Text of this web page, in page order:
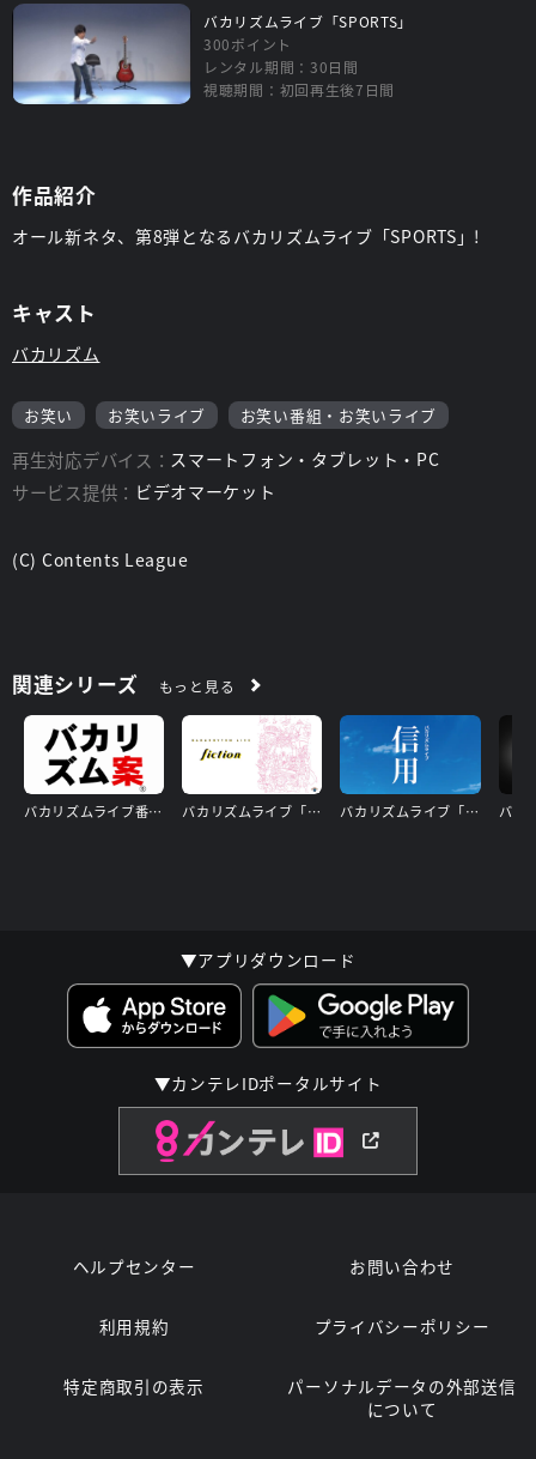
バカリズムライブ「SPORTS」
300ポイント
レンタル期間：30日間
視聴期間：初回再生後7日間
作品紹介
オール新ネタ、第8弾となるバカリズムライブ「SPORTS」!
キャスト
バカリズム
お笑い お笑いライブ お笑い番組・お笑いライブ
再生対応デバイス： スマートフォン・タブレット・PC
サービス提供： ビデオマーケット
(C) Contents League
関連シリーズ もっと見る
バカリズムライブ番外編「バカリズム案9」 バカリズムライブ「fiction」 バカリズムライブ「信用」
▼アプリダウンロード
▼カンテレIDポータルサイト
ヘルプセンター お問い合わせ
利用規約 プライバシーポリシー
特定商取引の表示
パーソナルデータの外部送信
について